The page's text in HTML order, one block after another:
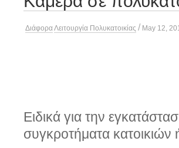
ΔιάφοραΛειτουργία Πολυκατοικίας / May 12,
Ειδικά για την
συγκροτήματα